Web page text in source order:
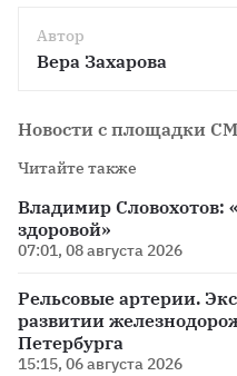
Автор
Вера Захарова
Новости с площадки
Читайте также
Владимир Словохотов:
здоровой»
07:01, 08 августа 2026
Рельсовые артерии.
развитии
Петербурга
15:15, 06 августа 2026